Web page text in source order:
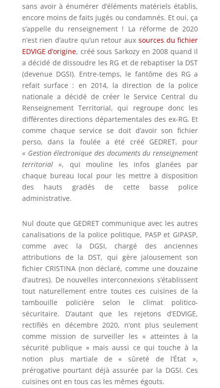
sans avoir à énumérer d’éléments matériels établis,
encore moins de faits jugés ou condamnés. Et oui, ça
s’appelle du renseignement ! La réforme de 2020
n’est rien d’autre qu’un retour aux sources du fichier
EDVIGE d’origine, créé sous Sarkozy en 2008 quand il
a décidé de dissoudre les RG et de rebaptiser la DST
(devenue DGSI). Entre-temps, le fantôme des RG a
refait surface : en 2014, la direction de la police
nationale a décidé de créer le Service Central du
Renseignement Territorial, qui regroupe donc les
différentes directions départementales des ex-RG. Et
comme chaque service se doit d’avoir son fichier
perso, dans la foulée a été créé GEDRET, pour
« Gestion électronique des documents du renseignement
territorial », qui mouline les infos glanées par
chaque bureau local pour les mettre à disposition
des hauts gradés de cette basse police
administrative.
Nul doute que GEDRET communique avec les autres
canalisations de la police politique, PASP et GIPASP,
comme avec la DGSI, chargé des anciennes
attributions de la DST, qui gère jalousement son
fichier CRISTINA (non déclaré, comme une douzaine
d’autres). De nouvelles interconnexions s’établissent
tout naturellement entre toutes ces cuisines de la
tambouille policière selon le climat politico-
sécuritaire. D’autant que les rejetons d’EDVIGE,
rectifiés en décembre 2020, n’ont plus seulement
comme mission de surveiller les « atteintes à la
sécurité publique » mais aussi ce qui touche à la
notion plus martiale de « sûreté de l’État »,
prérogative pourtant déjà assurée par la DGSI. Ces
cuisines ont en tous cas les mêmes égouts.